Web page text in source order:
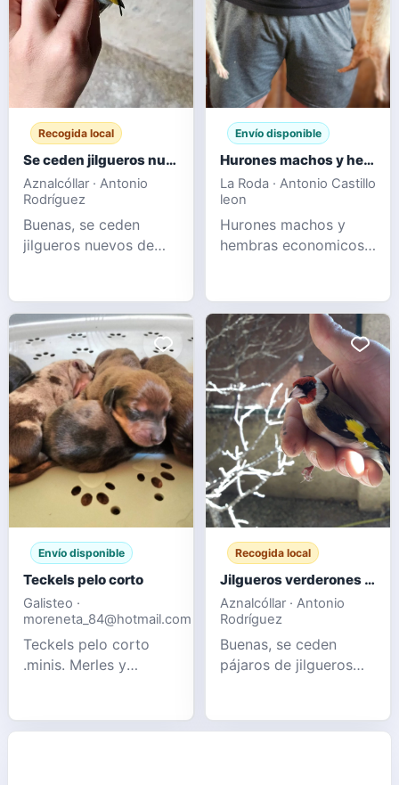
ddk9's Hulk,
Alphadog's Iron Man,
Rbg King liguer, New
Era Pitbul
Recogida local
Se ceden jilgueros nuevos de este año
Aznalcóllar · Antonio
Rodríguez
Buenas, se ceden
jilgueros nuevos de
mudar, pajaros
preciosos se dan en
mano, un saludo.+34
697 34 74 54
Envío disponible
Hurones machos y hembras
La Roda · Antonio Castillo
leon
Hurones machos y
hembras economicos
Envío disponible
Teckels pelo corto
Galisteo ·
moreneta_84@hotmail.com
Teckels pelo corto
.minis. Merles y
privado 📩
Recogida local
Jilgueros verderones pardillos
Aznalcóllar · Antonio
Rodríguez
Buenas, se ceden
pájaros de jilgueros
también de otros años